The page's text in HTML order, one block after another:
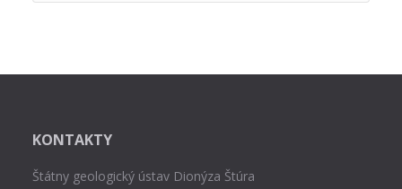
KONTAKTY
Štátny geologický ústav Dionýza Štúra